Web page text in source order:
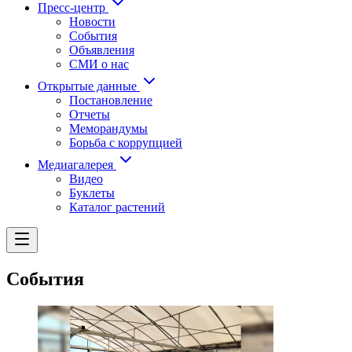
Пресс-центр
Новости
События
Объявления
СМИ о нас
Открытые данные
Постановление
Отчеты
Меморандумы
Борьба с коррупцией
Медиагалерея
Видео
Буклеты
Каталог растений
События